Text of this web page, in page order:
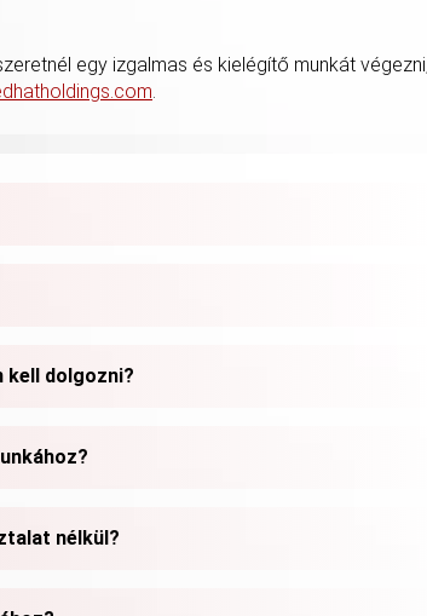
egy izgalmas és kielégítő munkát
.
dolgozni?
nélkül?